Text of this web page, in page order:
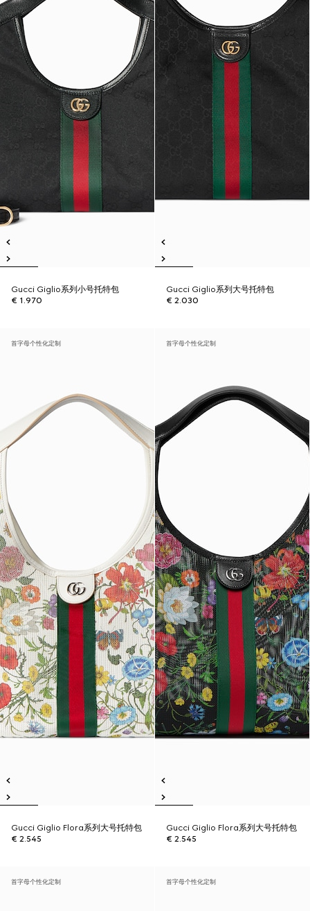
Gucci Giglio系列小号托特包
€ 1.970
Gucci Giglio系列大号托特包
€ 2.030
首字母个性化定制
Gucci Giglio Flora系列大号托特包
€ 2.545
首字母个性化定制
Gucci Giglio Flora系列大号托特包
€ 2.545
首字母个性化定制 首字母个性化定制